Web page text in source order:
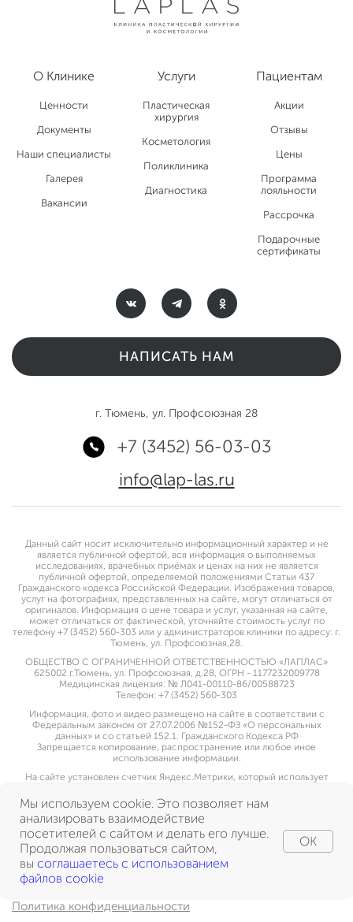
О Клинике
Ценности
Документы
Наши специалисты
Галерея
Вакансии
Услуги
Пластическая
хирургия
Косметология
Поликлиника
Диагностика
Пациентам
Акции
Отзывы
Цены
Программа
лояльности
Рассрочка
Подарочные
сертификаты
НАПИСАТЬ НАМ
г. Тюмень, ул. Профсоюзная 28
+7 (3452) 56-03-03
info@lap-las.ru
Данный сайт носит исключительно информационный характер и не
является публичной офертой, вся информация о выполняемых
исследованиях, врачебных приёмах и ценах на них не является
публичной офертой, определяемой положениями Статьи 437
Гражданского кодекса Российской Федерации. Изображения товаров,
услуг на фотографиях, представленных на сайте, могут отличаться от
оригиналов. Информация о цене товара и услуг, указанная на сайте,
может отличаться от фактической, уточняйте стоимость услуг по
телефону +7 (3452) 560-303 или у администраторов клиники по адресу: г.
Тюмень, ул. Профсоюзная,28.
ОБЩЕСТВО С ОГРАНИЧЕННОЙ ОТВЕТСТВЕННОСТЬЮ «ЛАПЛАС»
625002 г.Тюмень, ул. Профсоюзная, д.28, ОГРН - 1177232009778
Медицинская лицензия: № Л041-00110-86/00588723
Телефон: +7 (3452) 560-303
Информация, фото и видео размещено на сайте в соответствии с
Федеральным законом от 27.07.2006 №152-ФЗ «О персональных
данных» и со статьей 152.1. Гражданского Кодекса РФ
Запрещается копирование, распространение или любое иное
использование информации.
На сайте установлен счетчик Яндекс.Метрики, который использует
согласие на использование указанной метрической программы
Яндекс.Метрика
Политика конфиденциальности
Мы используем cookie. Это позволяет нам
анализировать взаимодействие
посетителей с сайтом и делать его лучше.
Продолжая пользоваться сайтом,
вы соглашаетесь с использованием
файлов cookie
OK